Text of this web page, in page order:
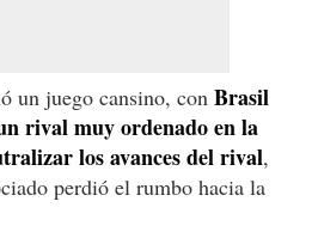
un juego cansino, con Brasil
rival muy ordenado en la
los avances del rival,
perdió el rumbo hacia la